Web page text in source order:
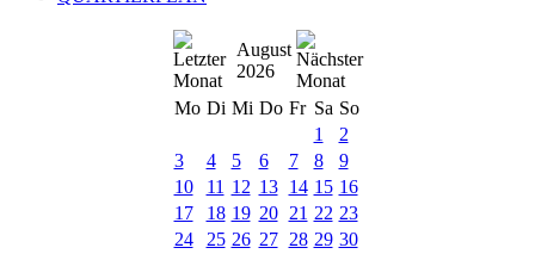
August
2026
Mo Di Mi Do Fr Sa So
1
2
3
4 5 6 7 8
9
10
11 12 13 14 15 16
17
18 19 20 21 22 23
24
25 26 27 28 29 30